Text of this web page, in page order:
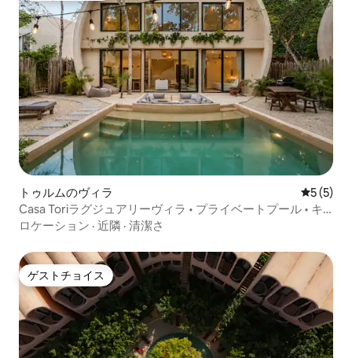
トゥルムのヴィラ レビュー
5 (5)
Casa Toriラグジュアリーヴィラ • プライベートプール • キ
ングベッド3台、バーベキュー
ロケーション · 近隣 · 清潔さ
ゲストチョイス
ゲストチョイス